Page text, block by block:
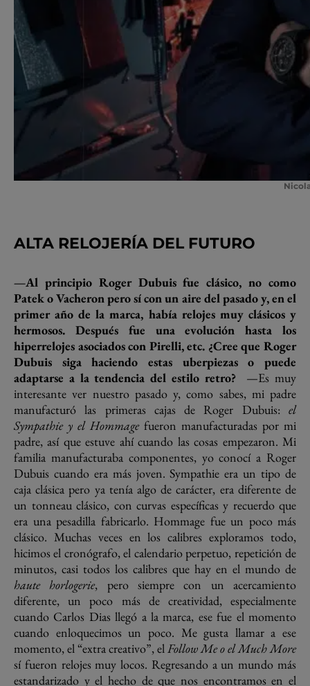
ALTA RELOJERÍA DEL FUTURO
—Al principio Roger Dubuis fue clásico, no como
Patek o Vacheron pero sí con un aire del pasado y, en el
primer año de la marca, había relojes muy clásicos y
hermosos. Después fue una evolución hasta los
hiperrelojes asociados con Pirelli, etc. ¿Cree que Roger
Dubuis siga haciendo estas uberpiezas o puede
adaptarse a la tendencia del estilo retro? —Es muy
interesante ver nuestro pasado y, como sabes, mi padre
manufacturó las primeras cajas de Roger Dubuis: el
Sympathie y el Hommagefueron manufacturadas por mi
padre, así que estuve ahí cuando las cosas empezaron. Mi
familia manufacturaba componentes, yo conocí a Roger
Dubuis cuando era más joven. Sympathie era un tipo de
caja clásica pero ya tenía algo de carácter, era diferente de
un tonneau clásico, con curvas específicas y recuerdo que
era una pesadilla fabricarlo. Hommage fue un poco más
clásico. Muchas veces en los calibres exploramos todo,
hicimos el cronógrafo, el calendario perpetuo, repetición de
minutos, casi todos los calibres que hay en el mundo de
haute horlogerie, pero siempre con un acercamiento
diferente, un poco más de creatividad, especialmente
cuando Carlos Dias llegó a la marca, ese fue el momento
cuando enloquecimos un poco. Me gusta llamar a ese
momento, el “extra creativo”, el Follow Me o el Much More
sí fueron relojes muy locos. Regresando a un mundo más
estandarizado y el hecho de que nos encontramos en el